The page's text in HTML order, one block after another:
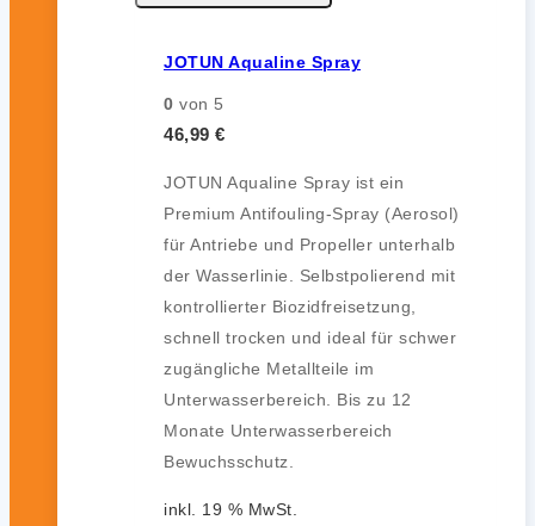
JOTUN Aqualine Spray
0 von 5
46,99 €
JOTUN Aqualine Spray ist ein
Premium Antifouling-Spray (Aerosol)
für Antriebe und Propeller unterhalb
der Wasserlinie. Selbstpolierend mit
kontrollierter Biozidfreisetzung,
schnell trocken und ideal für schwer
zugängliche Metallteile im
Unterwasserbereich. Bis zu 12
Monate Unterwasserbereich
Bewuchsschutz.
inkl. 19 % MwSt.